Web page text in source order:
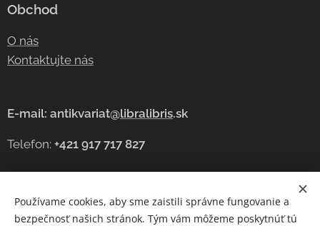
Obchod
O nás
Kontaktujte nás
E-mail: antikvariat@libralibris.sk
Telefon: +421 917 717 827
Cookies
Používame cookies, aby sme zaistili správne fungovanie a
bezpečnosť našich stránok. Tým vám môžeme poskytnúť tú